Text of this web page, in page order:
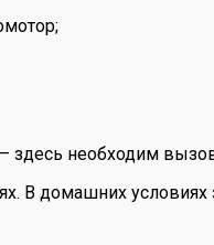
здесь необходим
В домашних условиях